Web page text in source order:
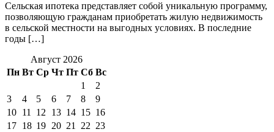
Сельская ипотека представляет собой уникальную программу,
позволяющую гражданам приобретать жилую недвижимость
в сельской местности на выгодных условиях. В последние
годы […]
Август 2026
Пн Вт Ср Чт Пт Сб Вс
1
2
3
4 5 6 7 8
9
10 11 12 13 14 15 16
17 18 19 20 21 22 23